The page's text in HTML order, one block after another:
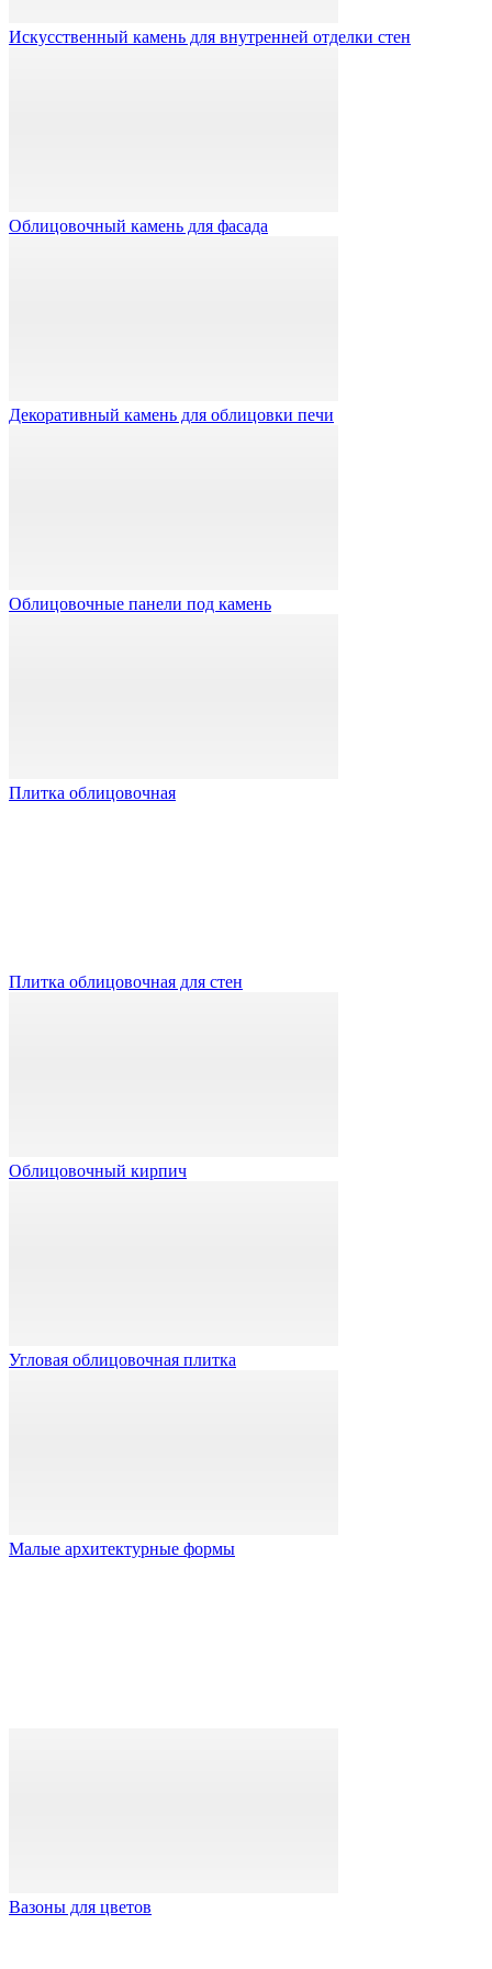
Искусственный камень для внутренней отделки стен
Облицовочный камень для фасада
Декоративный камень для облицовки печи
Облицовочные панели под камень
Плитка облицовочная
Плитка облицовочная для стен
Облицовочный кирпич
Угловая облицовочная плитка
Малые архитектурные формы
Вазоны для цветов